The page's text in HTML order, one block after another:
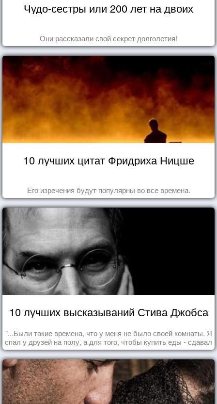
Чудо-сестры или 200 лет на двоих
Они рассказали свой секрет долголетия!
10 лучших цитат Фридриха Ницше
Его изречения будут популярны во все времена.
10 лучших высказываний Стива Джобса
"...Были такие времена, что у меня не было своей комнаты. Я
спал у друзей на полу, а для того, чтобы купить еды - сдавал
бутылки из под кока-колы"